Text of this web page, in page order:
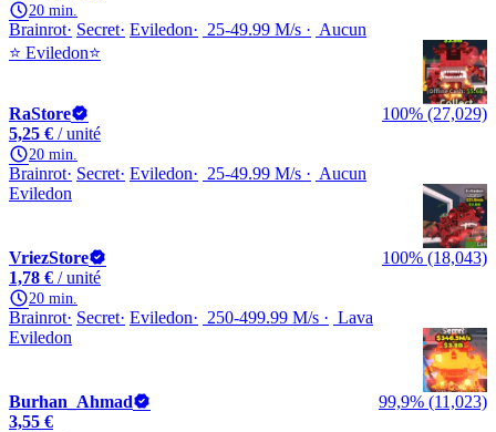
20 min.
Brainrot Secret Eviledon 25-49.99 M/s
Aucun
⭐ Eviledon⭐
RaStore
100% (27,029)
5,25 € / unité
20 min.
Brainrot Secret Eviledon 25-49.99 M/s
Aucun
Eviledon
VriezStore
100% (18,043)
1,78 € / unité
20 min.
Brainrot Secret Eviledon 250-499.99 M/s
Lava
Eviledon
Burhan_Ahmad
99,9% (11,023)
3,55 €